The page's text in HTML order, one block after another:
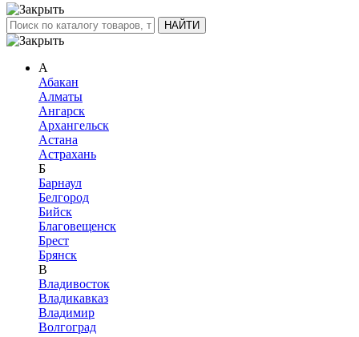
А
Абакан
Алматы
Ангарск
Архангельск
Астана
Астрахань
Б
Барнаул
Белгород
Бийск
Благовещенск
Брест
Брянск
В
Владивосток
Владикавказ
Владимир
Волгоград